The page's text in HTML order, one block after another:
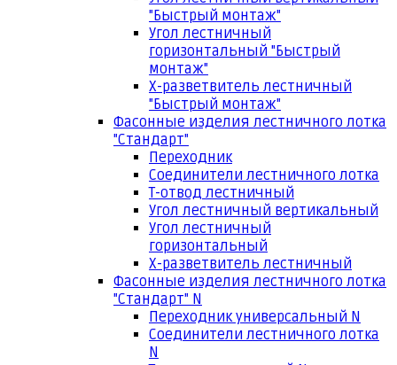
"Быстрый монтаж"
Угол лестничный
горизонтальный "Быстрый
монтаж"
Х-разветвитель лестничный
"Быстрый монтаж"
Фасонные изделия лестничного лотка
"Стандарт"
Переходник
Соединители лестничного лотка
Т-отвод лестничный
Угол лестничный вертикальный
Угол лестничный
горизонтальный
Х-разветвитель лестничный
Фасонные изделия лестничного лотка
"Стандарт" N
Переходник универсальный N
Соединители лестничного лотка
N